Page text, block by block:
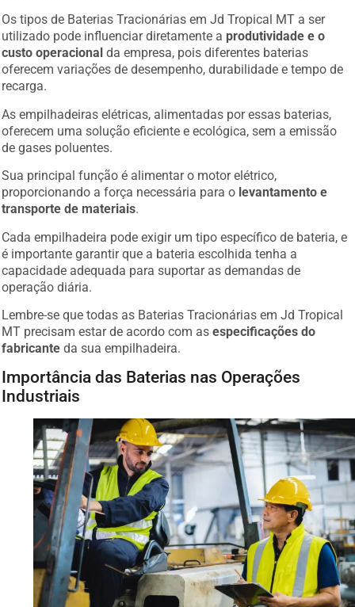
Os tipos de Baterias Tracionárias em Jd Tropical MT a ser
utilizado pode influenciar diretamente a produtividade e o
custo operacional da empresa, pois diferentes baterias
oferecem variações de desempenho, durabilidade e tempo de
recarga.
As empilhadeiras elétricas, alimentadas por essas baterias,
oferecem uma solução eficiente e ecológica, sem a emissão
de gases poluentes.
Sua principal função é alimentar o motor elétrico,
proporcionando a força necessária para o levantamento e
transporte de materiais.
Cada empilhadeira pode exigir um tipo específico de bateria, e
é importante garantir que a bateria escolhida tenha a
capacidade adequada para suportar as demandas de
operação diária.
Lembre-se que todas as Baterias Tracionárias em Jd Tropical
MT precisam estar de acordo com as especificações do
fabricante da sua empilhadeira.
Importância das Baterias nas Operações
Industriais